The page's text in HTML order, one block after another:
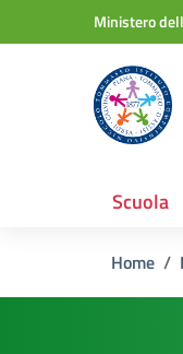
Vai ai contenuti
Vai al menu diMinistero
Scuola
Home